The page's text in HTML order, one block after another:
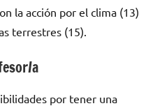
la acción por el clima (13)
terrestres (15).
a
por tener una